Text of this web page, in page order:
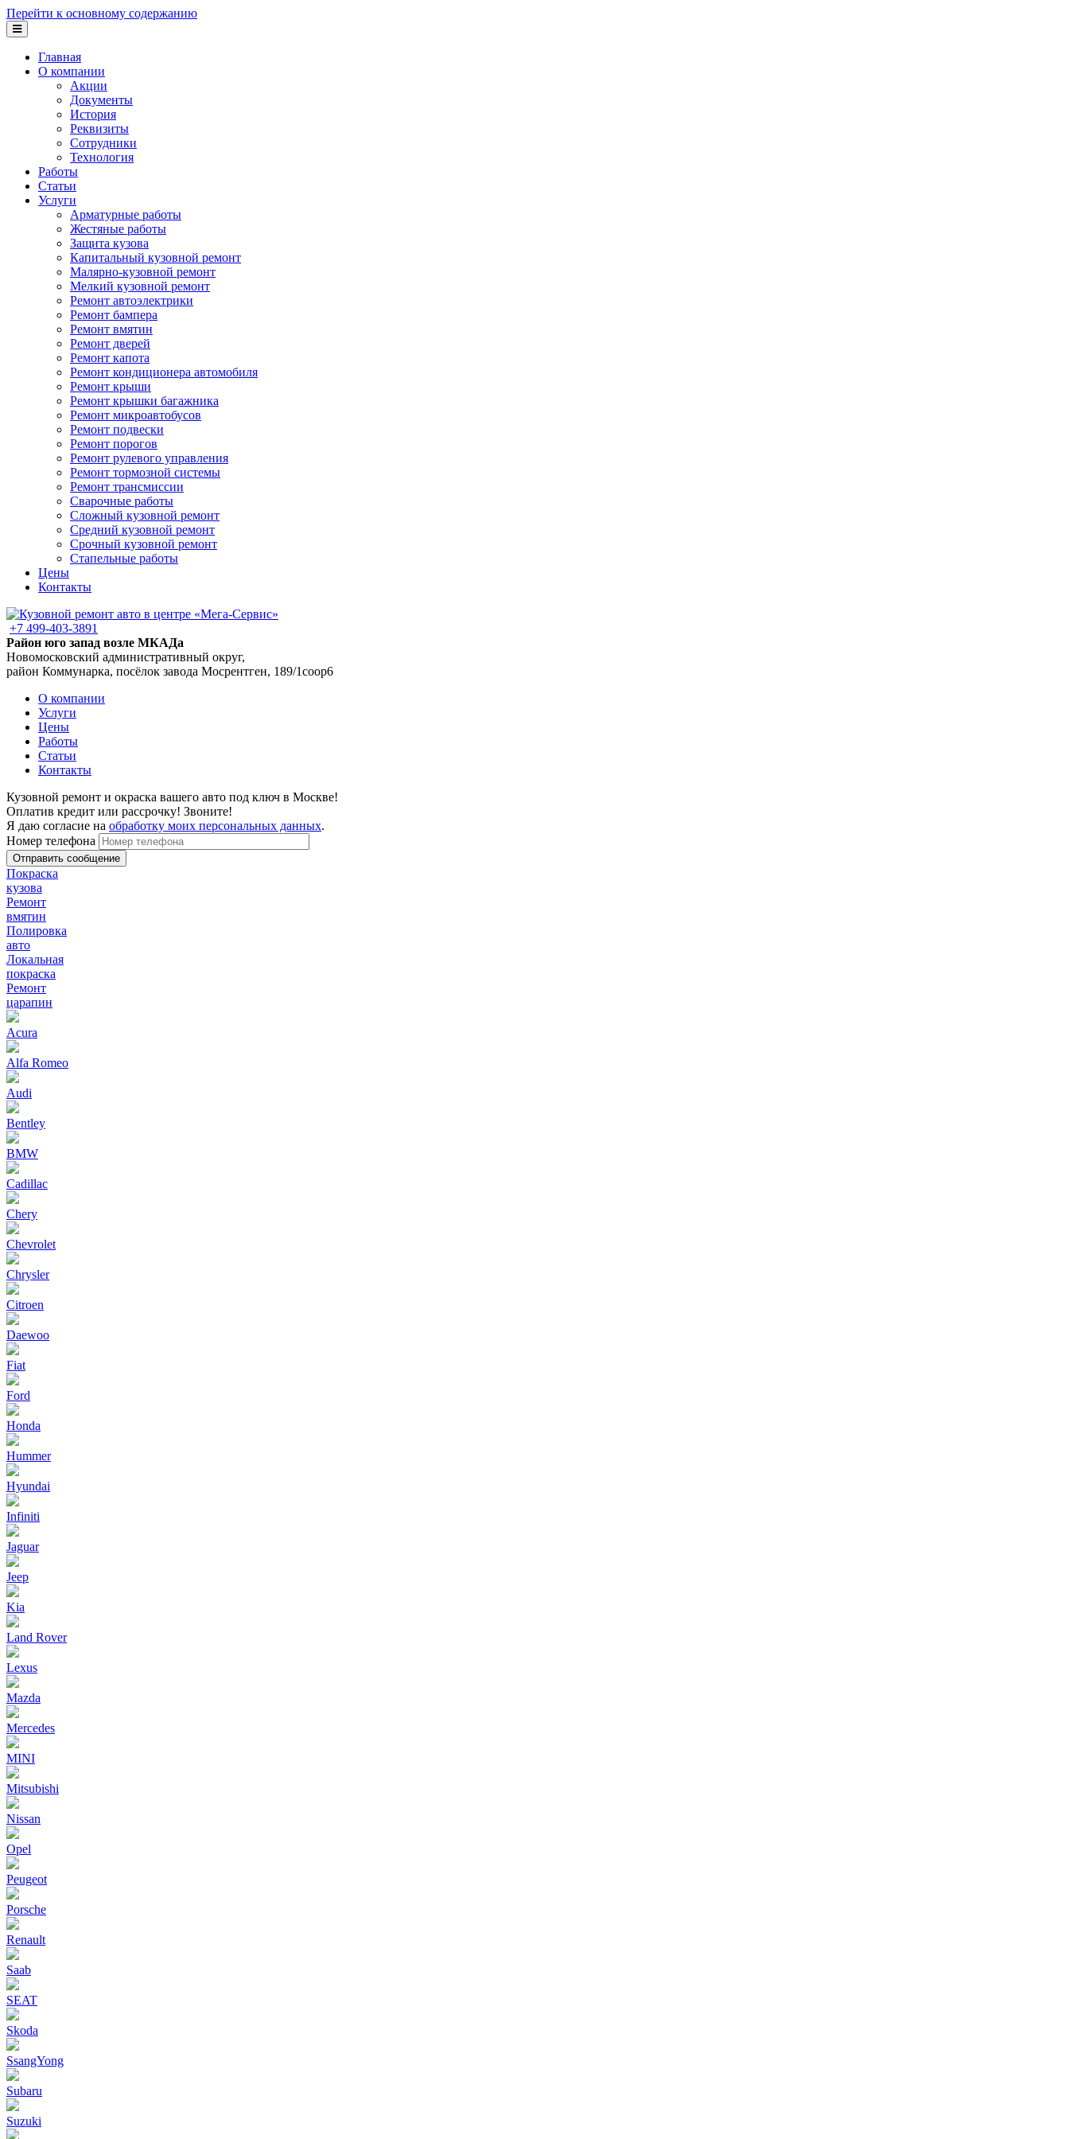
Перейти к основному содержанию
Главная
О компании
Акции
Документы
История
Реквизиты
Сотрудники
Технология
Работы
Статьи
Услуги
Арматурные работы
Жестяные работы
Защита кузова
Капитальный кузовной ремонт
Малярно-кузовной ремонт
Мелкий кузовной ремонт
Ремонт автоэлектрики
Ремонт бампера
Ремонт вмятин
Ремонт дверей
Ремонт капота
Ремонт кондиционера автомобиля
Ремонт крыши
Ремонт крышки багажника
Ремонт микроавтобусов
Ремонт подвески
Ремонт порогов
Ремонт рулевого управления
Ремонт тормозной системы
Ремонт трансмиссии
Сварочные работы
Сложный кузовной ремонт
Средний кузовной ремонт
Срочный кузовной ремонт
Стапельные работы
Цены
Контакты
+7 499-403-3891
Район юго запад возле МКАДа
Новомосковский административный округ,
район Коммунарка, посёлок завода Мосрентген, 189/1соор6
О компании
Услуги
Цены
Работы
Статьи
Контакты
Кузовной ремонт и окраска вашего авто под ключ в Москве!
Оплатив кредит или рассрочку! Звоните!
Я даю согласие на обработку моих персональных данных.
Номер телефона
Покраска
кузова
Ремонт
вмятин
Полировка
авто
Локальная
покраска
Ремонт
царапин
Acura
Alfa Romeo
Audi
Bentley
BMW
Cadillac
Chery
Chevrolet
Chrysler
Citroen
Daewoo
Fiat
Ford
Honda
Hummer
Hyundai
Infiniti
Jaguar
Jeep
Kia
Land Rover
Lexus
Mazda
Mercedes
MINI
Mitsubishi
Nissan
Opel
Peugeot
Porsche
Renault
Saab
SEAT
Skoda
SsangYong
Subaru
Suzuki